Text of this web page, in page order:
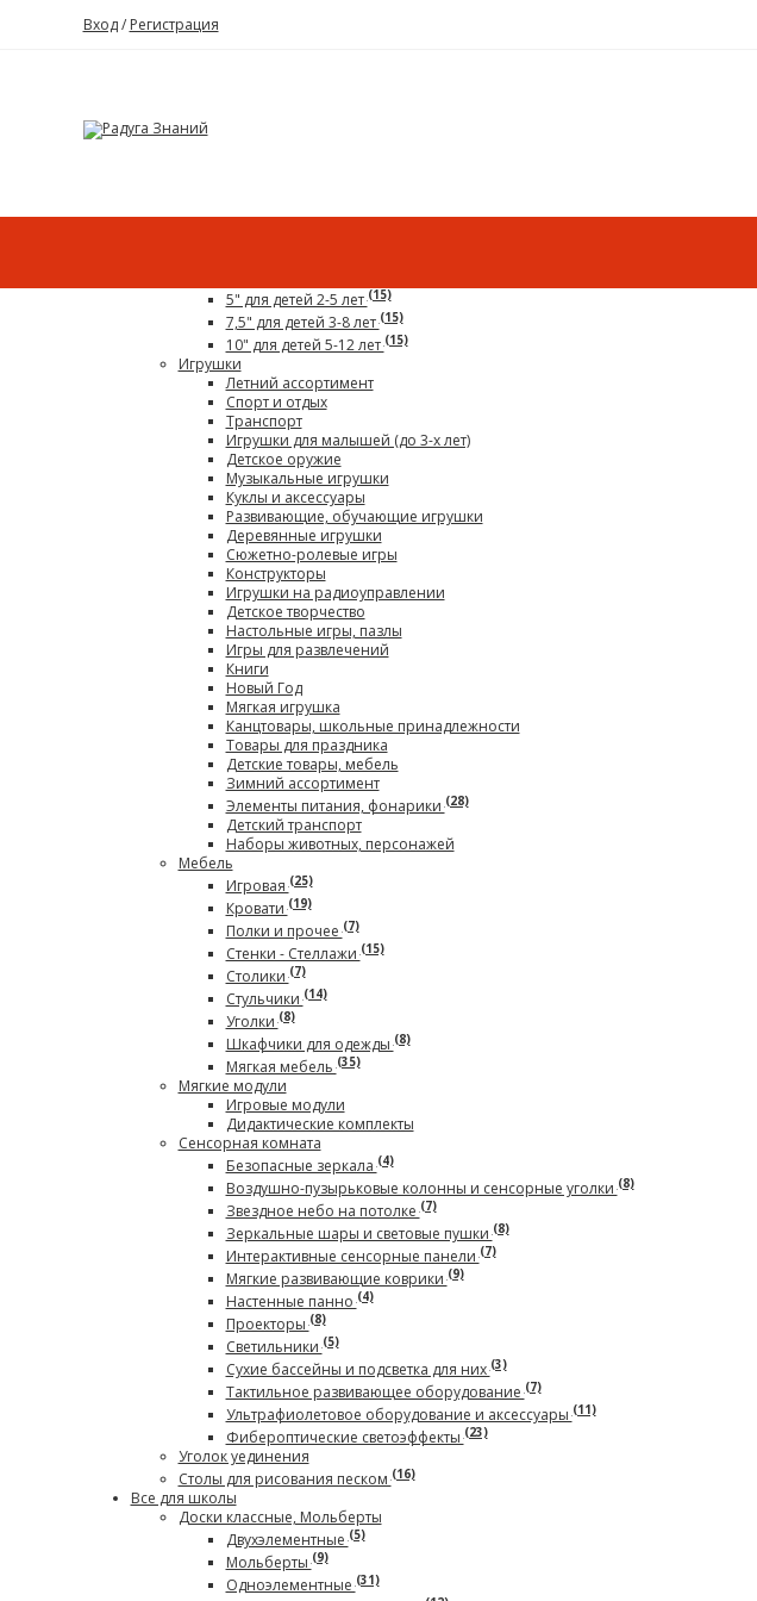
Вход/ Регистрация
5" для детей 2-5 лет(15)
7,5" для детей 3-8 лет(15)
10" для детей 5-12 лет(15)
Игрушки
Летний ассортимент
Спорт и отдых
Транспорт
Игрушки для малышей (до 3-х лет)
Детское оружие
Музыкальные игрушки
Куклы и аксессуары
Развивающие, обучающие игрушки
Деревянные игрушки
Сюжетно-ролевые игры
Конструкторы
Игрушки на радиоуправлении
Детское творчество
Настольные игры, пазлы
Игры для развлечений
Книги
Новый Год
Мягкая игрушка
Канцтовары, школьные принадлежности
Товары для праздника
Детские товары, мебель
Зимний ассортимент
Элементы питания, фонарики(28)
Детский транспорт
Наборы животных, персонажей
Мебель
Игровая(25)
Кровати(19)
Полки и прочее(7)
Стенки - Стеллажи(15)
Столики(7)
Стульчики(14)
Уголки(8)
Шкафчики для одежды(8)
Мягкая мебель(35)
Мягкие модули
Игровые модули
Дидактические комплекты
Сенсорная комната
Безопасные зеркала(4)
Воздушно-пузырьковые колонны и сенсорные уголки(8)
Звездное небо на потолке(7)
Зеркальные шары и световые пушки(8)
Интерактивные сенсорные панели(7)
Мягкие развивающие коврики(9)
Настенные панно(4)
Проекторы(8)
Светильники(5)
Сухие бассейны и подсветка для них(3)
Тактильное развивающее оборудование(7)
Ультрафиолетовое оборудование и аксессуары(11)
Фибероптические светоэффекты(23)
Уголок уединения
Столы для рисования песком(16)
Все для школы
Доски классные, Мольберты
Двухэлементные(5)
Мольберты(9)
Одноэлементные(31)